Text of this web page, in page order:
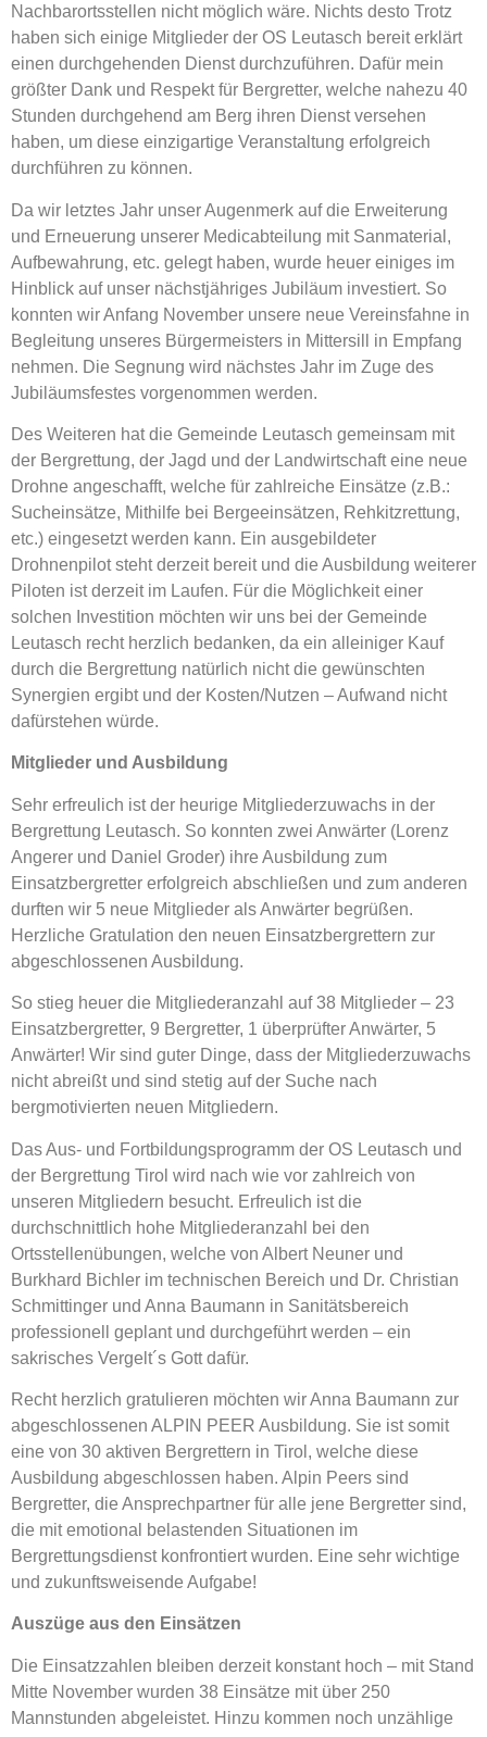
Nachbarortsstellen nicht möglich wäre. Nichts desto Trotz
haben sich einige Mitglieder der OS Leutasch bereit erklärt
einen durchgehenden Dienst durchzuführen. Dafür mein
größter Dank und Respekt für Bergretter, welche nahezu 40
Stunden durchgehend am Berg ihren Dienst versehen
haben, um diese einzigartige Veranstaltung erfolgreich
durchführen zu können.
Da wir letztes Jahr unser Augenmerk auf die Erweiterung
und Erneuerung unserer Medicabteilung mit Sanmaterial,
Aufbewahrung, etc. gelegt haben, wurde heuer einiges im
Hinblick auf unser nächstjähriges Jubiläum investiert. So
konnten wir Anfang November unsere neue Vereinsfahne in
Begleitung unseres Bürgermeisters in Mittersill in Empfang
nehmen. Die Segnung wird nächstes Jahr im Zuge des
Jubiläumsfestes vorgenommen werden.
Des Weiteren hat die Gemeinde Leutasch gemeinsam mit
der Bergrettung, der Jagd und der Landwirtschaft eine neue
Drohne angeschafft, welche für zahlreiche Einsätze (z.B.:
Sucheinsätze, Mithilfe bei Bergeeinsätzen, Rehkitzrettung,
etc.) eingesetzt werden kann. Ein ausgebildeter
Drohnenpilot steht derzeit bereit und die Ausbildung weiterer
Piloten ist derzeit im Laufen. Für die Möglichkeit einer
solchen Investition möchten wir uns bei der Gemeinde
Leutasch recht herzlich bedanken, da ein alleiniger Kauf
durch die Bergrettung natürlich nicht die gewünschten
Synergien ergibt und der Kosten/Nutzen – Aufwand nicht
dafürstehen würde.
Mitglieder und Ausbildung
Sehr erfreulich ist der heurige Mitgliederzuwachs in der
Bergrettung Leutasch. So konnten zwei Anwärter (Lorenz
Angerer und Daniel Groder) ihre Ausbildung zum
Einsatzbergretter erfolgreich abschließen und zum anderen
durften wir 5 neue Mitglieder als Anwärter begrüßen.
Herzliche Gratulation den neuen Einsatzbergrettern zur
abgeschlossenen Ausbildung.
So stieg heuer die Mitgliederanzahl auf 38 Mitglieder – 23
Einsatzbergretter, 9 Bergretter, 1 überprüfter Anwärter, 5
Anwärter! Wir sind guter Dinge, dass der Mitgliederzuwachs
nicht abreißt und sind stetig auf der Suche nach
bergmotivierten neuen Mitgliedern.
Das Aus- und Fortbildungsprogramm der OS Leutasch und
der Bergrettung Tirol wird nach wie vor zahlreich von
unseren Mitgliedern besucht. Erfreulich ist die
durchschnittlich hohe Mitgliederanzahl bei den
Ortsstellenübungen, welche von Albert Neuner und
Burkhard Bichler im technischen Bereich und Dr. Christian
Schmittinger und Anna Baumann in Sanitätsbereich
professionell geplant und durchgeführt werden – ein
sakrisches Vergelt´s Gott dafür.
Recht herzlich gratulieren möchten wir Anna Baumann zur
abgeschlossenen ALPIN PEER Ausbildung. Sie ist somit
eine von 30 aktiven Bergrettern in Tirol, welche diese
Ausbildung abgeschlossen haben. Alpin Peers sind
Bergretter, die Ansprechpartner für alle jene Bergretter sind,
die mit emotional belastenden Situationen im
Bergrettungsdienst konfrontiert wurden. Eine sehr wichtige
und zukunftsweisende Aufgabe!
Auszüge aus den Einsätzen
Die Einsatzzahlen bleiben derzeit konstant hoch – mit Stand
Mitte November wurden 38 Einsätze mit über 250
Mannstunden abgeleistet. Hinzu kommen noch unzählige